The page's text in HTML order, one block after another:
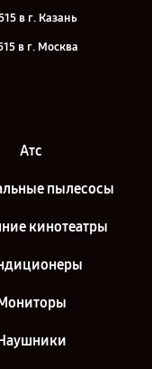
в г. Казань
в г. Москва
Атс
пылесосы
кинотеатры